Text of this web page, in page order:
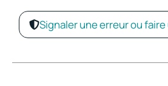
Signaler une erreur ou